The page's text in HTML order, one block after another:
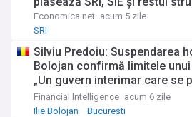
Economica.net acum 5 zile
SRI
Silviu Predoiu: Suspendarea
Bolojan confirmă limitele
„Un guvern interimar care se
nu este o dovadă de
constituțional periculos”
Financial Intelligence acum 6 zile
Ilie Bolojan
București